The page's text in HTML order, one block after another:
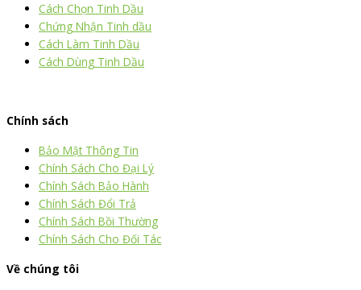
Cách Chọn Tinh Dầu
Chứng Nhận Tinh dầu
Cách Làm Tinh Dầu
Cách Dùng Tinh Dầu
Chính sách
Bảo Mật Thông Tin
Chính Sách Cho Đại Lý
Chính Sách Bảo Hành
Chính Sách Đổi Trả
Chính Sách Bồi Thường
Chính Sách Cho Đối Tác
Về chúng tôi